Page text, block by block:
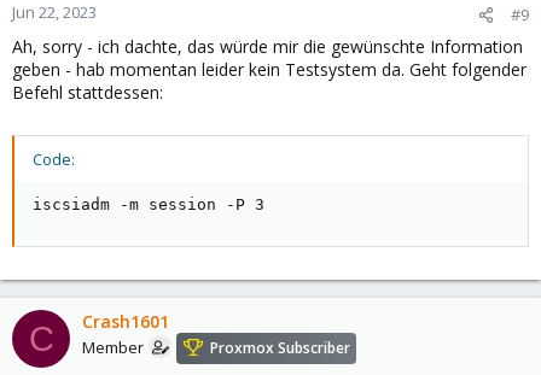
Jun 22, 2023 #9
Ah, sorry - ich dachte, das würde mir die gewünschte Information
geben - hab momentan leider kein Testsystem da. Geht folgender
Befehl stattdessen:
Code:
iscsiadm -m session -P 3
C Crash1601
Member Proxmox Subscriber